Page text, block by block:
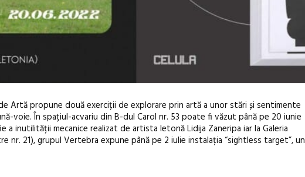
Artă propune două exerciții de explorare prin artă a unor stări și sentimente
voie.În spațiul-acvariu din B-dul Carol nr. 53 poate fi văzut până pe 20 iunie
a inutilității mecanice realizat de artista letonă Lidija Zaneripa iar la Galeria
nr. 21), grupul Vertebra expune până pe 2 iulie instalația “sightless target”, un